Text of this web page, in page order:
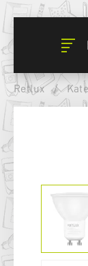
Retlux /